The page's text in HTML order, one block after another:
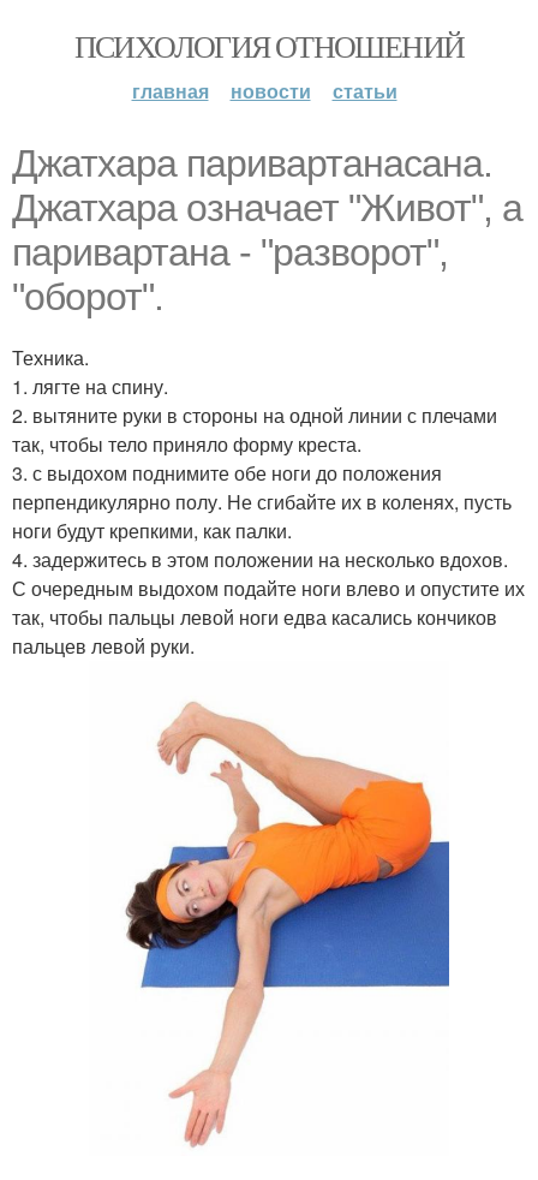
ПСИХОЛОГИЯ ОТНОШЕНИЙ
главная новости статьи
Джатхара паривартанасана.
Джатхара означает "Живот", а
паривартана - "разворот",
"оборот".
Техника.
1. лягте на спину.
2. вытяните руки в стороны на одной линии с плечами
так, чтобы тело приняло форму креста.
3. с выдохом поднимите обе ноги до положения
перпендикулярно полу. Не сгибайте их в коленях, пусть
ноги будут крепкими, как палки.
4. задержитесь в этом положении на несколько вдохов.
С очередным выдохом подайте ноги влево и опустите их
так, чтобы пальцы левой ноги едва касались кончиков
пальцев левой руки.